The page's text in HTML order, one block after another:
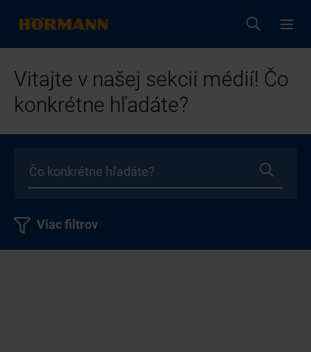
Vitajte v našej sekcii médií! Čo
konkrétne hľadáte?
Viac filtrov